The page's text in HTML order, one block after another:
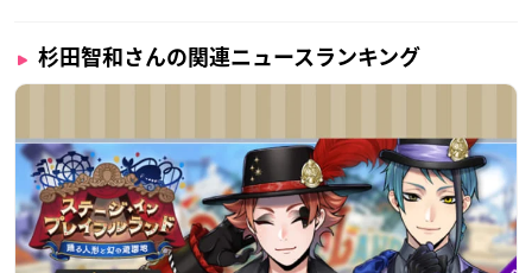
杉田智和さんの関連ニュースランキング